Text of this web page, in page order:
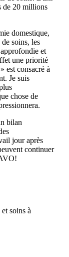
de 20 millions
domestique,
soins, les
et
une priorité
est consacré à
Je suis
chose de
bilan
jour après
continuer
soins à